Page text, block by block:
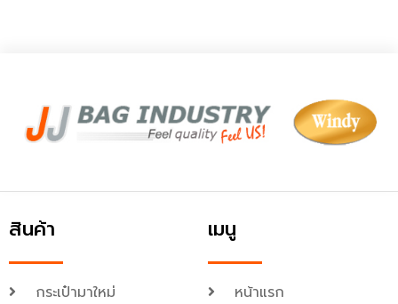
สินค้า
กระเป๋ามาใหม่
เมนู
หน้าแรก